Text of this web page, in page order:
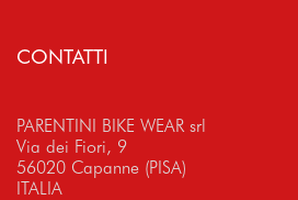
CONTATTI
PARENTINI BIKE WEAR srl
Via dei Fiori, 9
56020 Capanne (PISA)
ITALIA